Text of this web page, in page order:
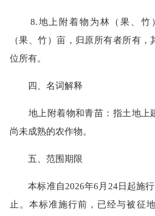
8.地上附着物为林（果、竹
（果、竹）亩，归原所有者所有
位所有。
四、名词解释
地上附着物和青苗：指土地上
尚未成熟的农作物。
五、范围期限
本标准自2026年6月24日起施行
止。本标准施行前，已经与被征